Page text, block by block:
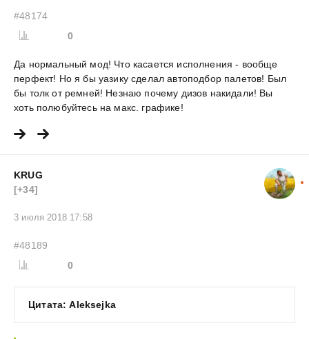
#48174
0
Да нормальный мод! Что касается исполнения - вообще
перфект! Но я бы уазику сделал автоподбор палетов! Был
бы толк от ремней! Незнаю почему дизов накидали! Вы
хоть полюбуйтесь на макс. графике!
KRUG
[+34]
3 июля 2018 17:58
#48189
0
Цитата: Aleksejka